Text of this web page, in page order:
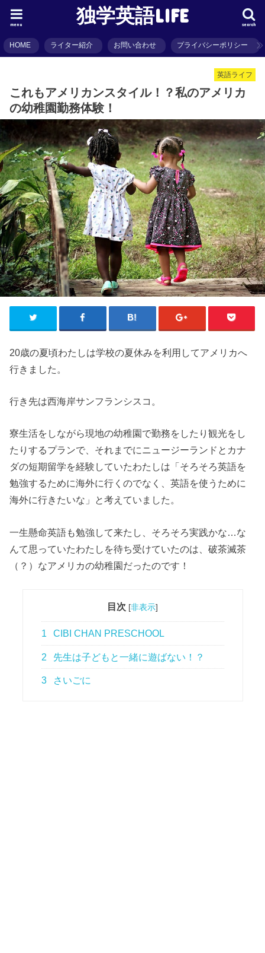
独学英語LIFE search
menu
HOME ライター紹介 お問い合わせ プライバシーポリシー
英語ライフ
これもアメリカンスタイル！？私のアメリカ
の幼稚園勤務体験！
20歳の夏頃わたしは学校の夏休みを利用してアメリカへ
行きました。
行き先は西海岸サンフランシスコ。
寮生活をしながら現地の幼稚園で勤務をしたり観光をし
たりするプランで、それまでにニュージーランドとカナ
ダの短期留学を経験していたわたしは「そろそろ英語を
勉強するために海外に行くのでなく、英語を使うために
海外に行きたいな」と考えていました。
一生懸命英語も勉強して来たし、そろそろ実践かな…な
んて思っていたわたしを待ち受けていたのは、破茶滅茶
（？）なアメリカの幼稚園だったのです！
目次 [非表示]
1 CIBI CHAN PRESCHOOL
2 先生は子どもと一緒に遊ばない！？
3 さいごに